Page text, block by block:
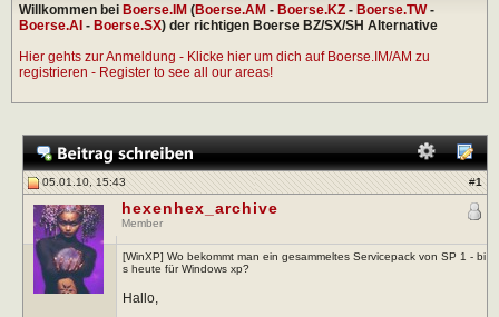
Willkommen bei Boerse.IM (Boerse.AM - Boerse.KZ - Boerse.TW-
Boerse.AI - Boerse.SX) der richtigen Boerse BZ/SX/SH Alternative
Hier gehts zur Anmeldung - Klicke hier um dich auf Boerse.IM/AM zu
registrieren - Register to see all our areas!
05.01.10, 15:43 #1
hexenhex_archive
Member
[WinXP] Wo bekommt man ein gesammeltes Servicepack von SP 1 - bi
s heute für Windows xp?
Hallo,